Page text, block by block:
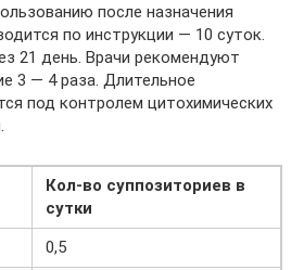
после назначения
по инструкции — 10 суток.
21 день. Врачи рекомендуют
3 — 4 раза. Длительное
под контролем цитохимических
Кол-во суппозиториев в
сутки
0,5